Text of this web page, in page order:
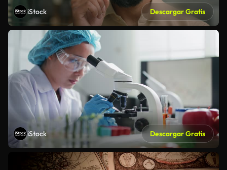
iStock Descargar Gratis
iStock Descargar Gratis